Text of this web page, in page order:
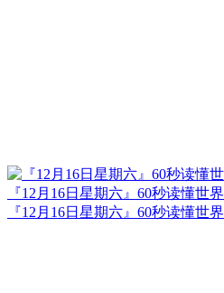
『12月16日星期六』60秒读懂世界
『12月16日星期六』60秒读懂世界